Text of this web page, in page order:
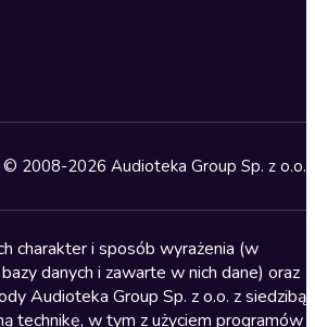
2008-2026 Audioteka Group Sp. z o.o.
charakter i sposób wyrażenia (w
danych i zawarte w nich dane) oraz
Audioteka Group Sp. z o.o. z siedzibą
technikę, w tym z użyciem programów